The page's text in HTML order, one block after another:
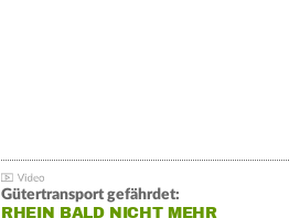
Gütertransport gefährdet:
RHEIN BALD NICHT MEHR